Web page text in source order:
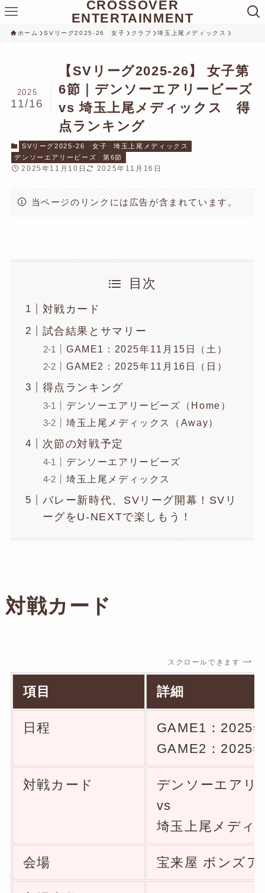
CROSSOVER
ENTERTAINMENT
ホーム SVリーグ2025-26 女子 クラブ 埼玉上尾メディックス
【SVリーグ2025-26】 女子第
6節｜デンソーエアリービーズ
vs 埼玉上尾メディックス 得
点ランキング
2025
11/16
SVリーグ2025-26 女子
埼玉上尾メディックス
デンソーエアリービーズ
第6節
2025年11月10日 2025年11月16日
当ページのリンクには広告が含まれています。
目次
対戦カード
試合結果とサマリー
GAME1：2025年11月15日（土）
GAME2：2025年11月16日（日）
得点ランキング
デンソーエアリービーズ（Home）
埼玉上尾メディックス（Away）
次節の対戦予定
デンソーエアリービーズ
埼玉上尾メディックス
バレー新時代、SVリーグ開幕！SVリ
ーグをU-NEXTで楽しもう！
対戦カード
スクロールできます
項目 詳細
日程
GAME1：2025
GAME2：2025
対戦カード
デンソーエアリ
vs
埼玉上尾メディ
会場 宝来屋 ボンズア